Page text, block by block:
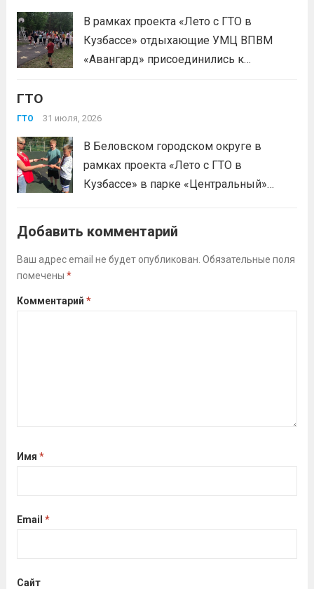
В рамках проекта «Лето с ГТО в
Кузбассе» отдыхающие УМЦ ВПВМ
«Авангард» присоединились к
«Авангарда» не просто проверкой
праздником спорта.Поддерживая друг
друга, юноши и девушки показывают
отличные результаты, подтверждая,...
ГТО
ГТО 31 июля, 2026
В Беловском городском округе в
рамках проекта «Лето с ГТО в
Кузбассе» в парке «Центральный»
спортивного комплекса «Готов к труду
и обороне» (ГТО)!Все желающие
выполнении нормативов ВФСК ГТО️⁣⁣⠀Те,
Добавить комментарий
Ваш адрес email не будет опубликован. Обязательные поля
помечены *
Комментарий *
Имя *
Email *
Сайт